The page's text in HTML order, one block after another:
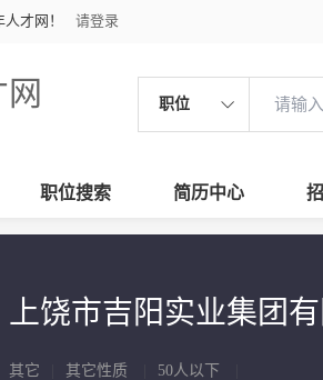
才网！ 请登录
职位
职位搜索 简历中心
上饶市吉阳实业集团
其它 其它性质 50人以下